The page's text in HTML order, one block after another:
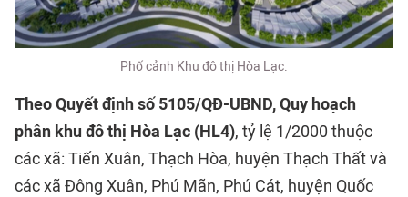
Phố cảnh Khu đô thị Hòa Lạc.
Theo Quyết định số 5105/QĐ-UBND, Quy hoạch
phân khu đô thị Hòa Lạc (HL4), tỷ lệ 1/2000 thuộc
các xã: Tiến Xuân, Thạch Hòa, huyện Thạch Thất và
các xã Đông Xuân, Phú Mãn, Phú Cát, huyện Quốc